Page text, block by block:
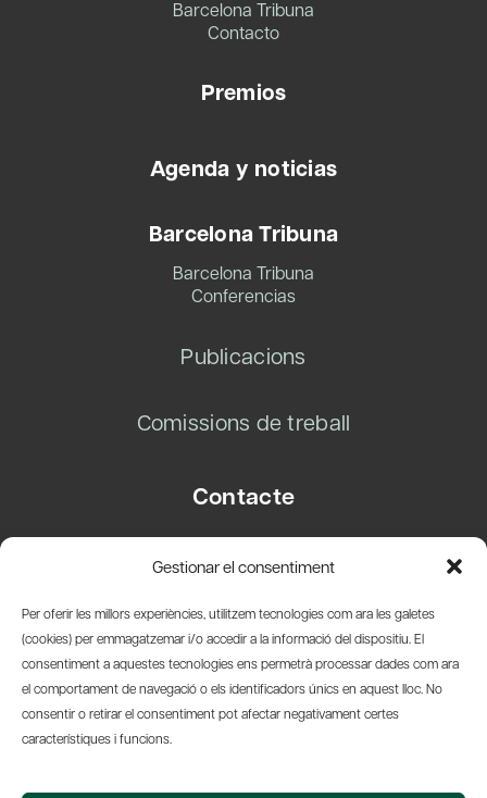
Gestionar el consentiment
Per oferir les millors experiències, utilitzem tecnologies com ara les galetes
(cookies) per emmagatzemar i/o accedir a la informació del dispositiu. El
consentiment a aquestes tecnologies ens permetrà processar dades com ara
el comportament de navegació o els identificadors únics en aquest lloc. No
consentir o retirar el consentiment pot afectar negativament certes
característiques i funcions.
Barcelona Tribuna
Contacto
Premios
Agenda y noticias
Barcelona Tribuna
Barcelona Tribuna
Conferencias
Publicacions
Comissions de treball
Contacte
08003 Barcelona
info@amicsdelpais.com
Suscripció Newsletter